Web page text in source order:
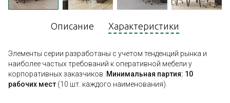
Описание Характеристики
Элементы серии разработаны с учетом тенденций рынка и
наиболее частых требований к оперативной мебели у
корпоративных заказчиков. Минимальная партия: 10
рабочих мест (10 шт. каждого наименования).